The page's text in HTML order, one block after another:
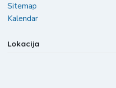
Sitemap
Kalendar
Lokacija